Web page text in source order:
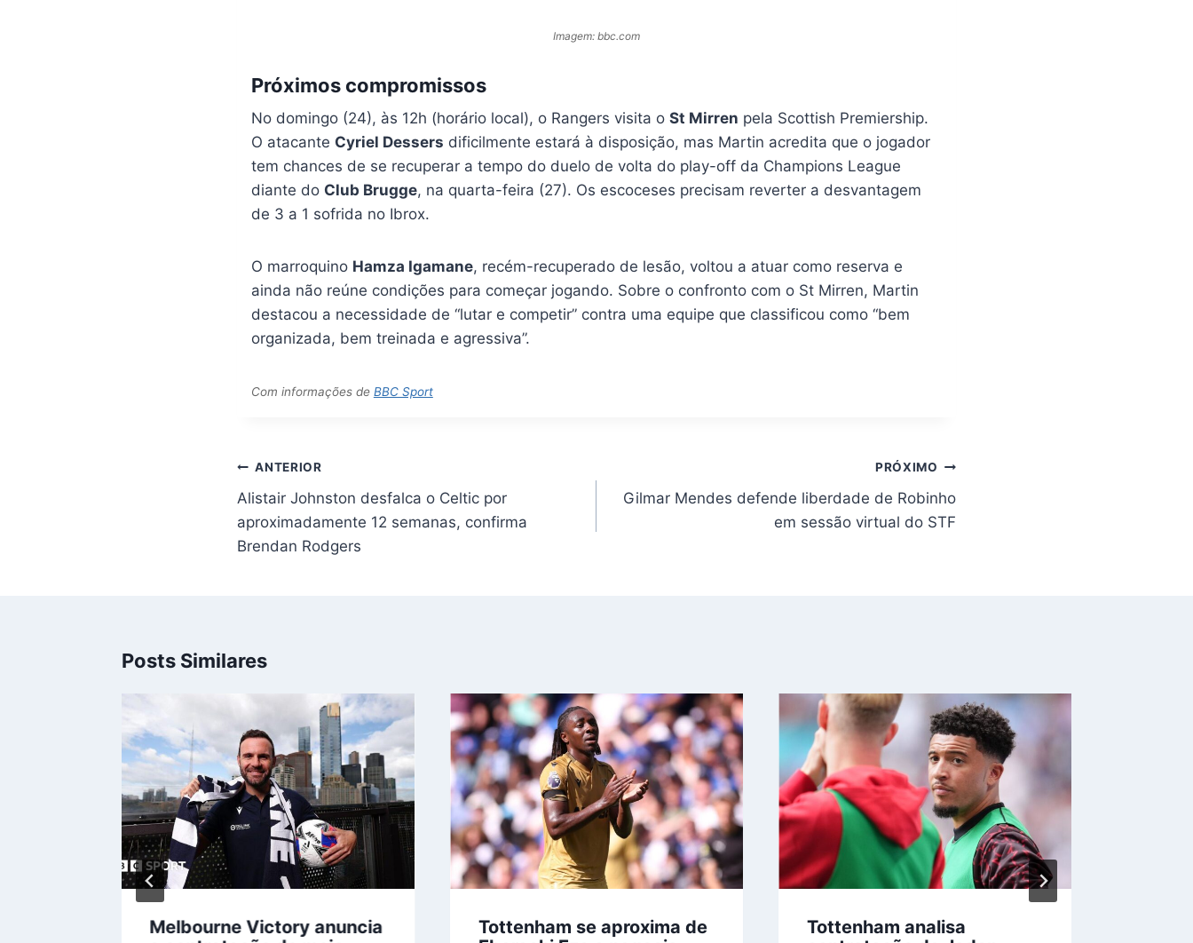
Imagem: bbc.com
Próximos compromissos
No domingo (24), às 12h (horário local), o Rangers visita o St Mirren pela Scottish Premiership.
O atacante Cyriel Dessers dificilmente estará à disposição, mas Martin acredita que o jogador
tem chances de se recuperar a tempo do duelo de volta do play-off da Champions League
diante do Club Brugge, na quarta-feira (27). Os escoceses precisam reverter a desvantagem
de 3 a 1 sofrida no Ibrox.
O marroquino Hamza Igamane, recém-recuperado de lesão, voltou a atuar como reserva e
ainda não reúne condições para começar jogando. Sobre o confronto com o St Mirren, Martin
destacou a necessidade de “lutar e competir” contra uma equipe que classificou como “bem
organizada, bem treinada e agressiva”.
Com informações de BBC Sport
Navegação
de
Post
ANTERIOR
Alistair Johnston desfalca o Celtic por
aproximadamente 12 semanas, confirma
Brendan Rodgers
PRÓXIMO
Gilmar Mendes defende liberdade de Robinho
em sessão virtual do STF
Posts Similares
Melbourne Victory anuncia
Tottenham se aproxima de
Tottenham analisa